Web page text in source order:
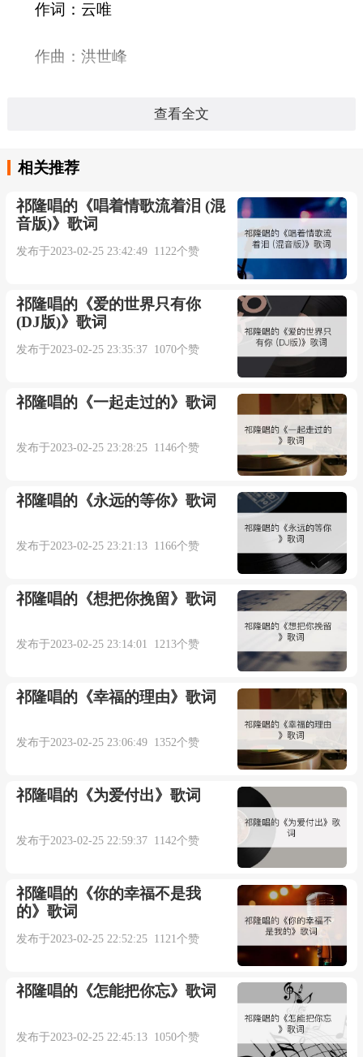
作词：云唯
作曲：洪世峰
发行公司：隆娱文化
语言：国语
时长：04:34秒
作词：云唯
你也曾给我真实的快乐
虚拟世界里感情太脆弱
让我受尽折磨
到底是谁犯下的错
真心的爱却没结果
也许爱你是个错错错
也许不该沉迷在网络
查看全文
相关推荐
祁隆唱的《唱着情歌流着泪 (混
音版)》歌词
发布于2023-02-25 23:42:49 1122个赞
祁隆唱的《爱的世界只有你
(DJ版)》歌词
发布于2023-02-25 23:35:37 1070个赞
祁隆唱的《一起走过的》歌词
发布于2023-02-25 23:28:25 1146个赞
祁隆唱的《永远的等你》歌词
发布于2023-02-25 23:21:13 1166个赞
祁隆唱的《想把你挽留》歌词
发布于2023-02-25 23:14:01 1213个赞
祁隆唱的《幸福的理由》歌词
发布于2023-02-25 23:06:49 1352个赞
祁隆唱的《为爱付出》歌词
发布于2023-02-25 22:59:37 1142个赞
祁隆唱的《你的幸福不是我
的》歌词
发布于2023-02-25 22:52:25 1121个赞
祁隆唱的《怎能把你忘》歌词
发布于2023-02-25 22:45:13 1050个赞